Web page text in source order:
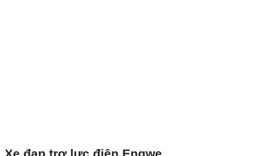
Xe đạp trợ lực điện Engwe